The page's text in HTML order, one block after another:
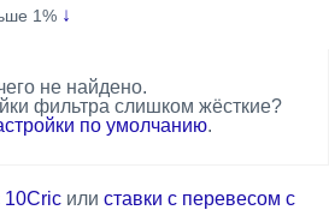
1% ↓
не найдено.
фильтра слишком жёсткие?
по умолчанию.
10Cric или ставки с перевесом с